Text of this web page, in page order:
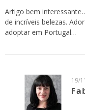
Artigo bem
de incríveis belezas.
adoptar em Portugal…
19/